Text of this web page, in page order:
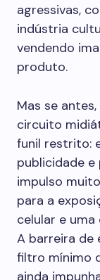
agressivas,
indústria
vendendo
produto.
Mas se
circuito
funil restrito:
publicidade
impulso
para a
celular e
A barreira de
filtro mínimo
ainda